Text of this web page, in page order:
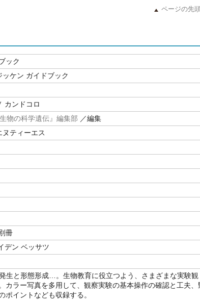
ページの先
ック
ケン ガイドブック
カンドコロ
生物の科学遺伝』編集部 ／編集
ティーエス
冊
デン ベッサツ
生と形態形成…。生物教育に役立つよう、さまざまな実験観
カラー写真を多用して、観察実験の基本操作の確認と工夫、
ポイントなども収録する。